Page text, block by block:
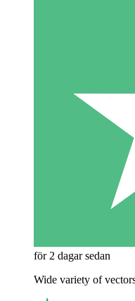
för 2 dagar sedan
Wide variety of